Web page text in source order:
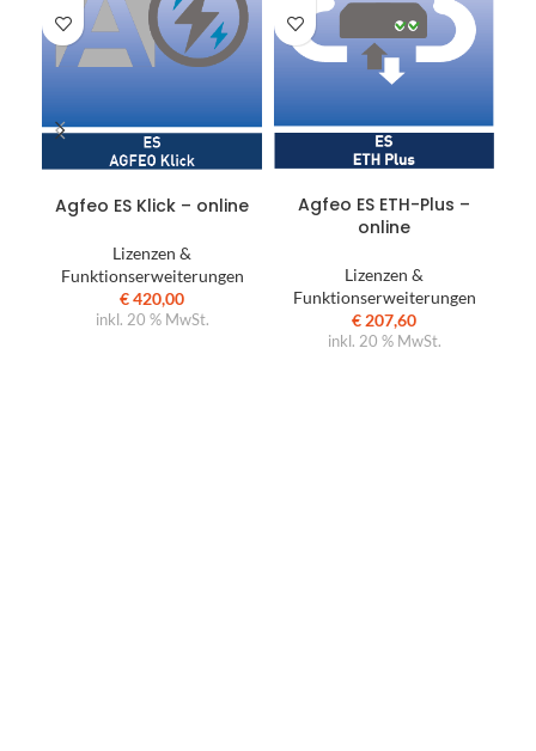
Agfeo ES Klick – online
Lizenzen &
Funktionserweiterungen
€420,00
inkl. 20 % MwSt.
Agfeo ES ETH-Plus –
online
Lizenzen &
Funktionserweiterungen
€ 207,60
inkl. 20 % MwSt.